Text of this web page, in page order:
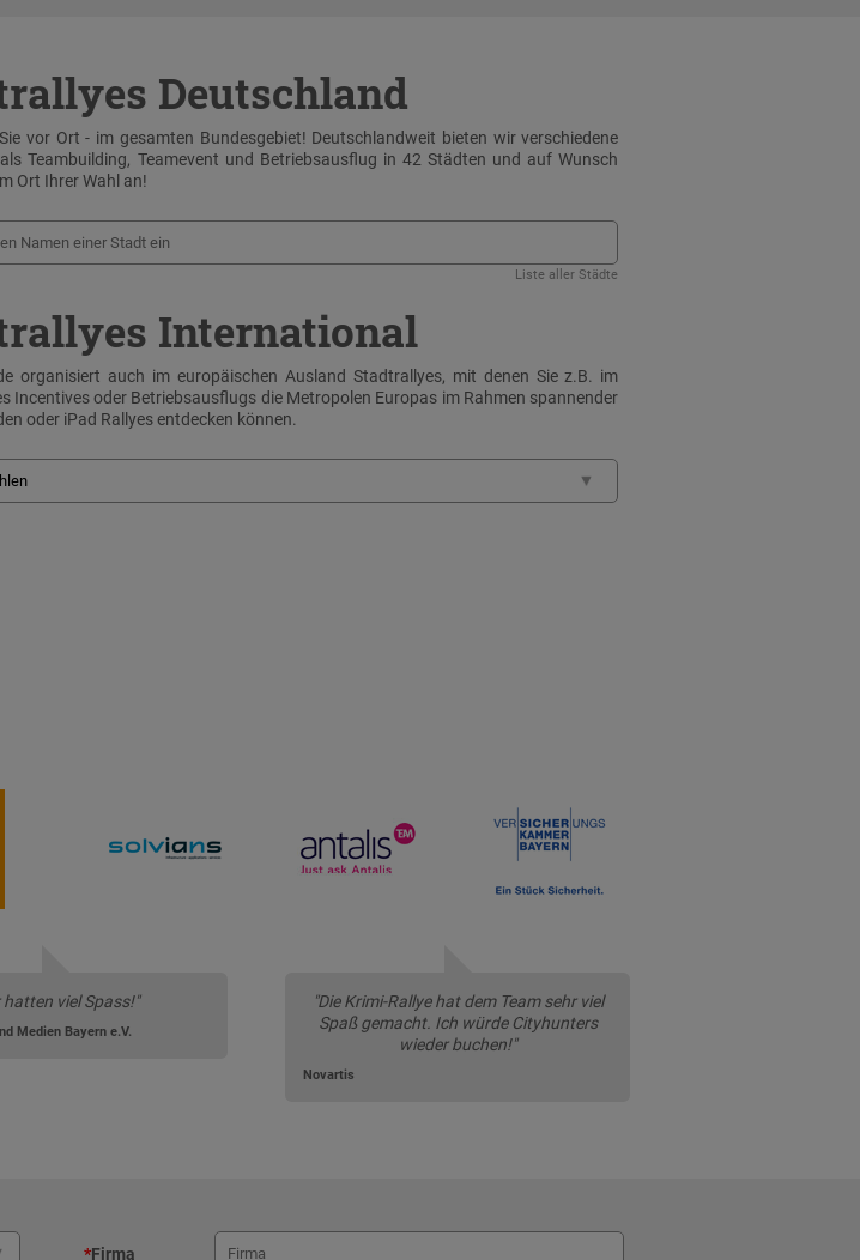
Deutschland
vor Ort - im gesamten Bundesgebiet! Deutschlandweit bieten wir verschiedene
Teambuilding, Teamevent und Betriebsausflug in 42 Städten und auf Wunsch
Ort Ihrer Wahl an!
Liste aller Städte
International
organisiert auch im europäischen Ausland Stadtrallyes, mit denen Sie z.B. im
Incentives oder Betriebsausflugs die Metropolen Europas im Rahmen spannender
oder iPad Rallyes entdecken können.
hatten viel Spass!"
Medien Bayern e.V.
"Die Krimi-Rallye hat dem Team sehr viel
Spaß gemacht. Ich würde Cityhunters
wieder buchen!"
Novartis
*Firma